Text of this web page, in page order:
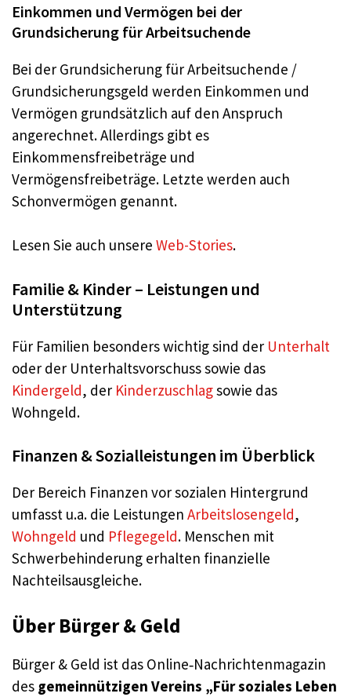
Einkommen und Vermögen bei der
Grundsicherung für Arbeitsuchende
Bei der Grundsicherung für Arbeitsuchende /
Grundsicherungsgeld werden Einkommen und
Vermögen grundsätzlich auf den Anspruch
angerechnet. Allerdings gibt es
Einkommensfreibeträge und
Vermögensfreibeträge. Letzte werden auch
Schonvermögen genannt.
Lesen Sie auch unsere Web-Stories.
Familie & Kinder – Leistungen und
Unterstützung
Für Familien besonders wichtig sind der Unterhalt
oder der Unterhaltsvorschuss sowie das
Kindergeld, der Kinderzuschlagsowie das
Wohngeld.
Finanzen & Sozialleistungen im Überblick
Der Bereich Finanzen vor sozialen Hintergrund
umfasst u.a. die Leistungen Arbeitslosengeld,
Wohngeld und Pflegegeld. Menschen mit
Schwerbehinderung erhalten finanzielle
Nachteilsausgleiche.
Über Bürger & Geld
Bürger & Geld ist das Online‑Nachrichtenmagazin
des gemeinnützigen Vereins „Für soziales Leben